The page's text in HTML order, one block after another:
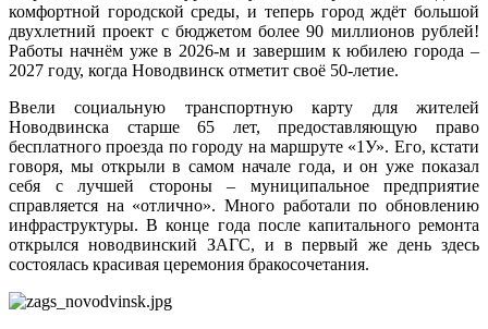
комфортной городской среды, и теперь город ждёт большой
двухлетний проект с бюджетом более 90 миллионов рублей!
Работы начнём уже в 2026‑м и завершим к юбилею города –
2027 году, когда Новодвинск отметит своё 50‑летие.
Ввели социальную транспортную карту для жителей
Новодвинска старше 65 лет, предоставляющую право
бесплатного проезда по городу на маршруте «1У». Его, кстати
говоря, мы открыли в самом начале года, и он уже показал
себя с лучшей стороны – муниципальное предприятие
справляется на «отлично». Много работали по обновлению
инфраструктуры. В конце года после капитального ремонта
открылся новодвинский ЗАГС, и в первый же день здесь
состоялась красивая церемония бракосочетания.